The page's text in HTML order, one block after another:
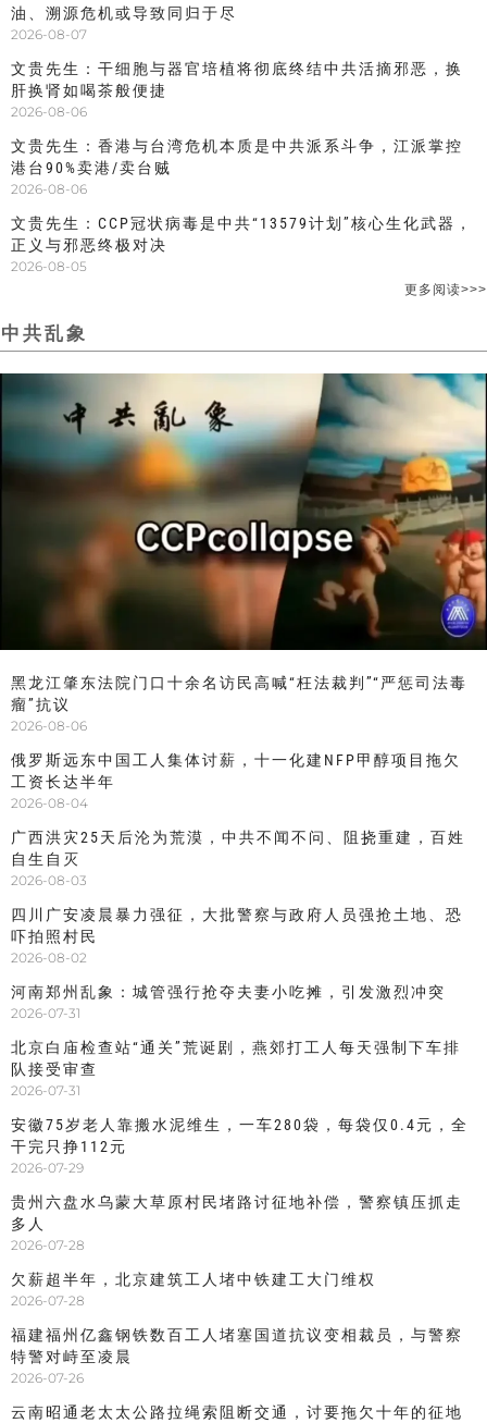
油、溯源危机或导致同归于尽
2026-08-07
文贵先生：干细胞与器官培植将彻底终结中共活摘邪恶，换
肝换肾如喝茶般便捷
2026-08-06
文贵先生：香港与台湾危机本质是中共派系斗争，江派掌控
港台90%卖港/卖台贼
2026-08-06
文贵先生：CCP冠状病毒是中共“13579计划”核心生化武器，
正义与邪恶终极对决
2026-08-05
更多阅读>>>
中共乱象
黑龙江肇东法院门口十余名访民高喊“枉法裁判”“严惩司法毒
瘤”抗议
2026-08-06
俄罗斯远东中国工人集体讨薪，十一化建NFP甲醇项目拖欠
工资长达半年
2026-08-04
广西洪灾25天后沦为荒漠，中共不闻不问、阻挠重建，百姓
自生自灭
2026-08-03
四川广安凌晨暴力强征，大批警察与政府人员强抢土地、恐
吓拍照村民
2026-08-02
河南郑州乱象：城管强行抢夺夫妻小吃摊，引发激烈冲突
2026-07-31
北京白庙检查站“通关”荒诞剧，燕郊打工人每天强制下车排
队接受审查
2026-07-31
安徽75岁老人靠搬水泥维生，一车280袋，每袋仅0.4元，全
干完只挣112元
2026-07-29
贵州六盘水乌蒙大草原村民堵路讨征地补偿，警察镇压抓走
多人
2026-07-28
欠薪超半年，北京建筑工人堵中铁建工大门维权
2026-07-28
福建福州亿鑫钢铁数百工人堵塞国道抗议变相裁员，与警察
特警对峙至凌晨
2026-07-26
云南昭通老太太公路拉绳索阻断交通，讨要拖欠十年的征地